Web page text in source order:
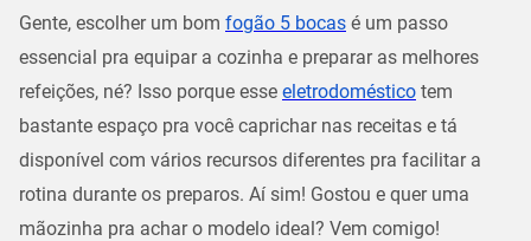
Gente, escolher um bom fogão 5 bocas é um passo
essencial pra equipar a cozinha e preparar as melhores
refeições, né? Isso porque esse eletrodoméstico tem
bastante espaço pra você caprichar nas receitas e tá
disponível com vários recursos diferentes pra facilitar a
rotina durante os preparos. Aí sim! Gostou e quer uma
mãozinha pra achar o modelo ideal? Vem comigo!